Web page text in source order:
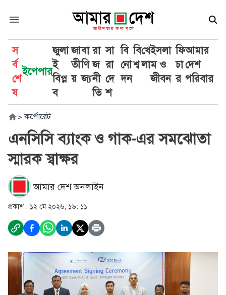
স
র্ব
শে
ষ
ইপেপার
জুলা
ই
বিপ্ল
ব
জা
তী
য়
বা
ণি
জ্য
রা
জ
নী
তি
সা
রা
দে
শ
বি
নো
দন
বি
শ্ব
খে
লা
ইসলা
ম ও
জীবন
ফি
চা
র
আমার
দেশ
পরিবার
> কর্পোরেট
এনসিসি ব্যাংক ও গাক-এর সমঝোতা
স্মারক স্বাক্ষর
আমার দেশ অনলাইন
প্রকাশ : ১২ মে ২০২৬, ১৬: ১১